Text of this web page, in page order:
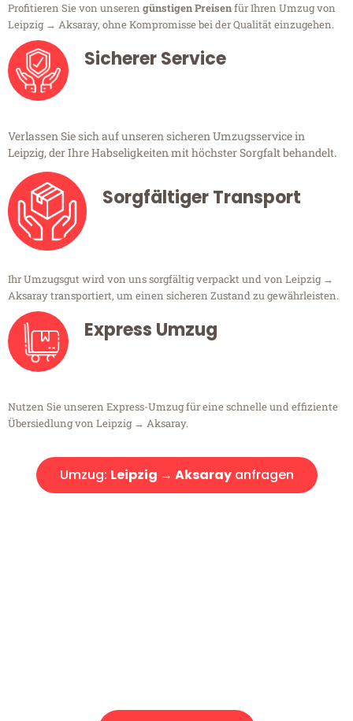
Profitieren Sie von unseren günstigen Preisenfür Ihren Umzug von
Leipzig → Aksaray, ohne Kompromisse bei der Qualität einzugehen.
Sicherer Service
Verlassen Sie sich auf unseren sicheren Umzugsservice in
Leipzig, der Ihre Habseligkeiten mit höchster Sorgfalt behandelt.
Sorgfältiger Transport
Ihr Umzugsgut wird von uns sorgfältig verpackt und von Leipzig →
Aksaray transportiert, um einen sicheren Zustand zu gewährleisten.
Express Umzug
Nutzen Sie unseren Express-Umzug für eine schnelle und effiziente
Übersiedlung von Leipzig → Aksaray.
Umzug: Leipzig → Aksarayanfragen